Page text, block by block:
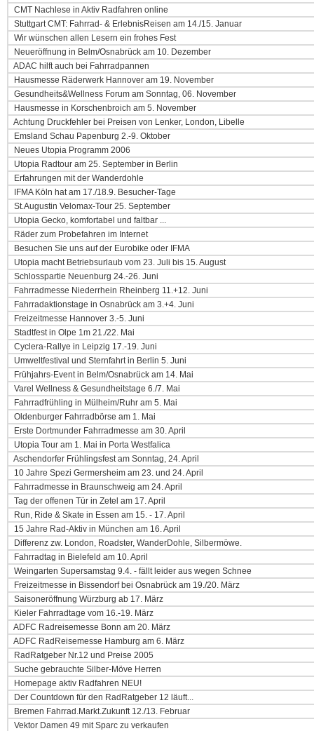
CMT Nachlese in Aktiv Radfahren online
Stuttgart CMT: Fahrrad- & ErlebnisReisen am 14./15. Januar
Wir wünschen allen Lesern ein frohes Fest
Neueröffnung in Belm/Osnabrück am 10. Dezember
ADAC hilft auch bei Fahrradpannen
Hausmesse Räderwerk Hannover am 19. November
Gesundheits&Wellness Forum am Sonntag, 06. November
Hausmesse in Korschenbroich am 5. November
Achtung Druckfehler bei Preisen von Lenker, London, Libelle
Emsland Schau Papenburg 2.-9. Oktober
Neues Utopia Programm 2006
Utopia Radtour am 25. September in Berlin
Erfahrungen mit der Wanderdohle
IFMA Köln hat am 17./18.9. Besucher-Tage
St.Augustin Velomax-Tour 25. September
Utopia Gecko, komfortabel und faltbar ...
Räder zum Probefahren im Internet
Besuchen Sie uns auf der Eurobike oder IFMA
Utopia macht Betriebsurlaub vom 23. Juli bis 15. August
Schlosspartie Neuenburg 24.-26. Juni
Fahrradmesse Niederrhein Rheinberg 11.+12. Juni
Fahrradaktionstage in Osnabrück am 3.+4. Juni
Freizeitmesse Hannover 3.-5. Juni
Stadtfest in Olpe 1m 21./22. Mai
Cyclera-Rallye in Leipzig 17.-19. Juni
Umweltfestival und Sternfahrt in Berlin 5. Juni
Frühjahrs-Event in Belm/Osnabrück am 14. Mai
Varel Wellness & Gesundheitstage 6./7. Mai
Fahrradfrühling in Mülheim/Ruhr am 5. Mai
Oldenburger Fahrradbörse am 1. Mai
Erste Dortmunder Fahrradmesse am 30. April
Utopia Tour am 1. Mai in Porta Westfalica
Aschendorfer Frühlingsfest am Sonntag, 24. April
10 Jahre Spezi Germersheim am 23. und 24. April
Fahrradmesse in Braunschweig am 24. April
Tag der offenen Tür in Zetel am 17. April
Run, Ride & Skate in Essen am 15. - 17. April
15 Jahre Rad-Aktiv in München am 16. April
Differenz zw. London, Roadster, WanderDohle, Silbermöwe.
Fahrradtag in Bielefeld am 10. April
Weingarten Supersamstag 9.4. - fällt leider aus wegen Schnee
Freizeitmesse in Bissendorf bei Osnabrück am 19./20. März
Saisoneröffnung Würzburg ab 17. März
Kieler Fahrradtage vom 16.-19. März
ADFC Radreisemesse Bonn am 20. März
ADFC RadReisemesse Hamburg am 6. März
RadRatgeber Nr.12 und Preise 2005
Suche gebrauchte Silber-Möve Herren
Homepage aktiv Radfahren NEU!
Der Countdown für den RadRatgeber 12 läuft...
Bremen Fahrrad.Markt.Zukunft 12./13. Februar
Vektor Damen 49 mit Sparc zu verkaufen